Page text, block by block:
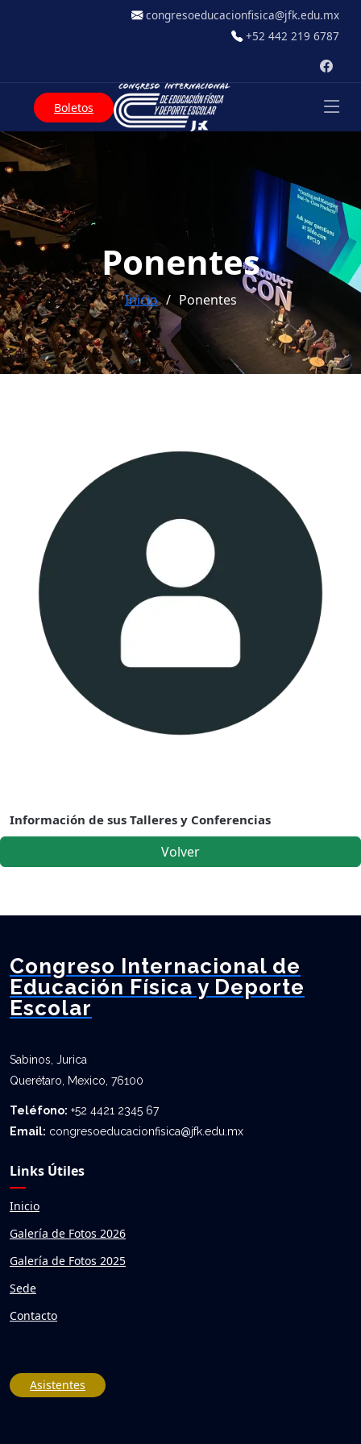
congresoeducacionfisica@jfk.edu.mx
+52 442 219 6787
Boletos
Ponentes
Inicio Ponentes
Información de sus Talleres y Conferencias
Volver
Congreso Internacional de
Educación Física y Deporte
Escolar
Sabinos, Jurica
Querétaro, Mexico, 76100
Teléfono: +52 4421 2345 67
Email: congresoeducacionfisica@jfk.edu.mx
Links Útiles
Inicio
Galería de Fotos 2026
Galería de Fotos 2025
Sede
Contacto
Asistentes